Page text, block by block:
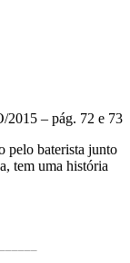
2015 – pág. 72 e 73
pelo baterista junto
tem uma história